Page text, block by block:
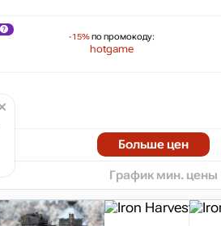
-15%по промокоду:
hotgame
Больше цен
2023 2024
График мин. цены